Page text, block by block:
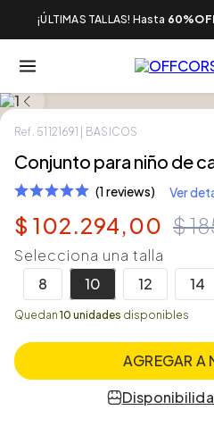
¡ÚLTIMAS TALLAS! Hasta
Ref. 51121691 | BASICOS
Conjunto para niño de
(1 reviews) Ver
$ 102.294,00 $
Selecciona una talla
8
10 12 14
Quedan 10 unidades disponibles
AGREGAR A